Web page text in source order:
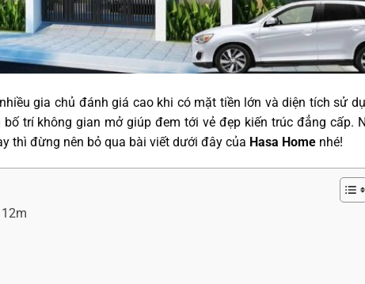
gia chủ đánh giá cao khi có mặt tiền lớn và diện tích sử
trí không gian mở giúp đem tới vẻ đẹp kiến trúc đẳng cấp.
thì đừng nên bỏ qua bài viết dưới đây của Hasa Home nhé!